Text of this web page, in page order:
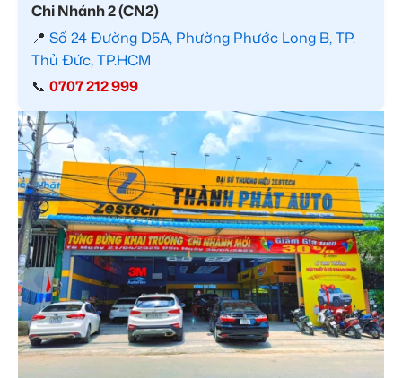
Chi Nhánh 2 (CN2)
📍 Số 24 Đường D5A, Phường Phước Long B, TP.
Thủ Đức, TP.HCM
📞 0707 212 999